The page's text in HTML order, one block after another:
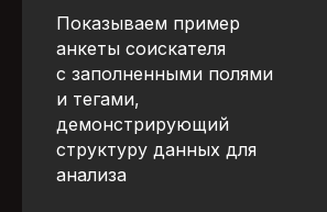
Показываем пример
анкеты соискателя
с заполненными полями
и тегами,
демонстрирующий
структуру данных для
анализа